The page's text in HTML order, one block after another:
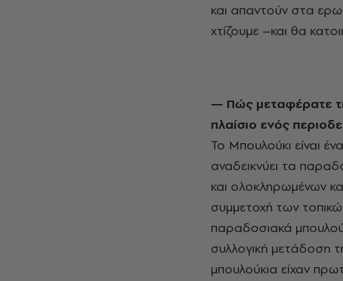
και απαντούν στα
χτίζουμε –και θα
— Πώς μεταφέρατε την ιστορική εμπειρία των μπουλουκιών στο σύγχρονο
πλαίσιο ενός
Το Μπουλούκι είναι
αναδεικνύει τα
και ολοκληρωμένων
συμμετοχή των
παραδοσιακά
συλλογική μετάδοση
μπουλούκια είχαν